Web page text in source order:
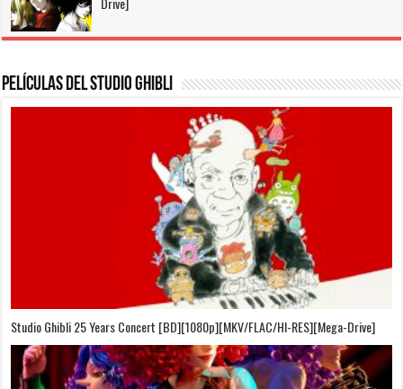
Películas del Studio Ghibli
On Your Mark [OVA][BDrip][1080p][Sub-Español][Sub-English][MEGA]